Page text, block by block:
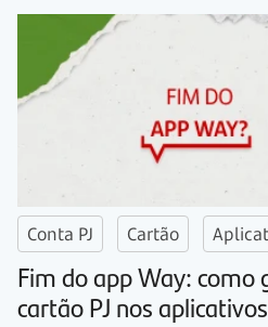
Conta PJ Cartão
Fim do app Way: como
cartão PJ nos